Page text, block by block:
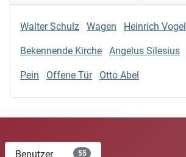
Walter Schulz Wagen Heinrich Vogel
Bekennende Kirche Angelus Silesius
Pein Offene Tür Otto Abel
Benutzer 55